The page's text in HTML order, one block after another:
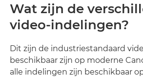
Wat zijn de
video-indelingen?
Dit zijn de industriestandaard
beschikbaar zijn op moderne
alle indelingen zijn beschikbaar